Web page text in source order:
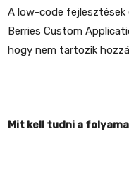
A low-code fejlesztések
Berries Custom
hogy nem tartozik
Mit kell tudni a